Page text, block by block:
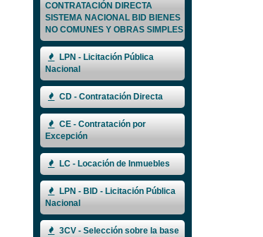
CONTRATACIÓN DIRECTA
SISTEMA NACIONAL BID BIENES
NO COMUNES Y OBRAS SIMPLES
LPN - Licitación Pública
Nacional
CD - Contratación Directa
CE - Contratación por
Excepción
LC - Locación de Inmuebles
LPN - BID - Licitación Pública
Nacional
3CV - Selección sobre la base